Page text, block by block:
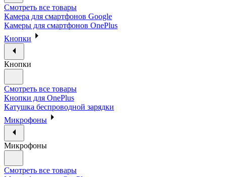
Смотреть все товары
Камера для смартфонов Google
Камеры для смартфонов OnePlus
Кнопки
Кнопки
Смотреть все товары
Кнопки для OnePlus
Катушка беспроводной зарядки
Микрофоны
Микрофоны
Смотреть все товары